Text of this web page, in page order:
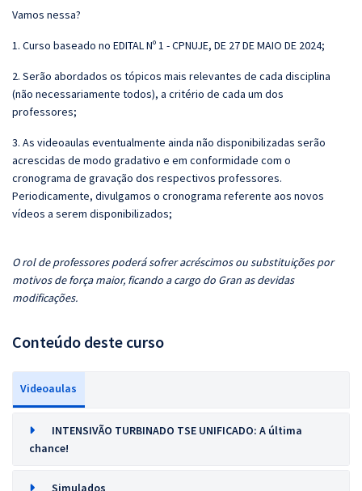
Vamos nessa?
1. Curso baseado no EDITAL Nº 1 - CPNUJE, DE 27 DE MAIO DE 2024;
2. Serão abordados os tópicos mais relevantes de cada disciplina
(não necessariamente todos), a critério de cada um dos
professores;
3. As videoaulas eventualmente ainda não disponibilizadas serão
acrescidas de modo gradativo e em conformidade com o
cronograma de gravação dos respectivos professores.
Periodicamente, divulgamos o cronograma referente aos novos
vídeos a serem disponibilizados;
O rol de professores poderá sofrer acréscimos ou substituições por
motivos de força maior, ficando a cargo do Gran as devidas
modificações.
Conteúdo deste curso
Videoaulas
INTENSIVÃO TURBINADO TSE UNIFICADO: A última
chance!
Simulados